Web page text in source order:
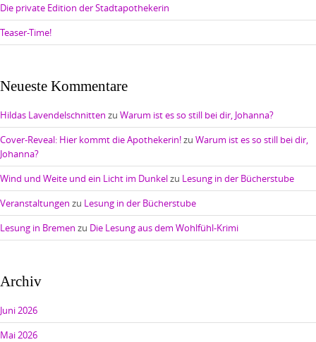
Die private Edition der Stadtapothekerin
Teaser-Time!
Neueste Kommentare
Hildas Lavendelschnitten zu Warum ist es so still bei dir, Johanna?
Cover-Reveal: Hier kommt die Apothekerin!zu Warum ist es so still bei dir,
Johanna?
Wind und Weite und ein Licht im Dunkelzu Lesung in der Bücherstube
Veranstaltungen zu Lesung in der Bücherstube
Lesung in Bremen zu Die Lesung aus dem Wohlfühl-Krimi
Archiv
Juni 2026
Mai 2026